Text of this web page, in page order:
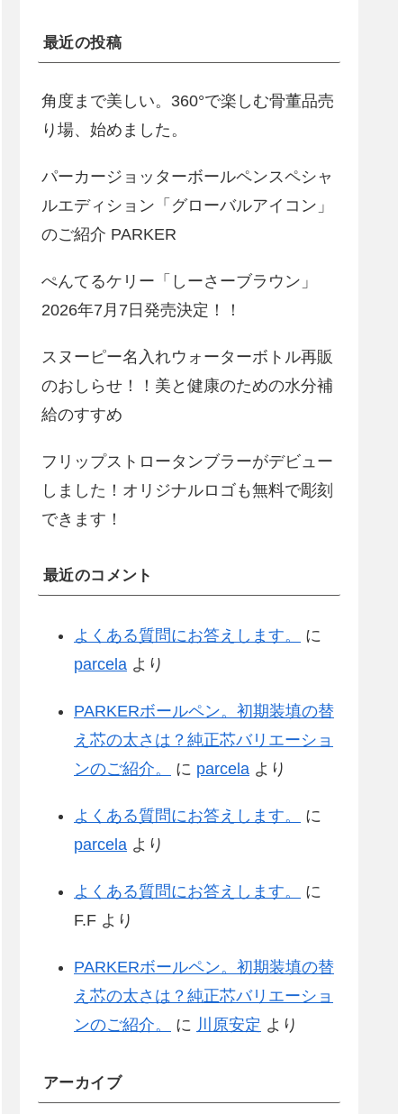
最近の投稿
角度まで美しい。360°で楽しむ骨董品売
り場、始めました。
パーカージョッターボールペンスペシャ
ルエディション「グローバルアイコン」
のご紹介 PARKER
ぺんてるケリー「しーさーブラウン」
2026年7月7日発売決定！！
スヌーピー名入れウォーターボトル再販
のおしらせ！！美と健康のための水分補
給のすすめ
フリップストロータンブラーがデビュー
しました！オリジナルロゴも無料で彫刻
できます！
最近のコメント
よくある質問にお答えします。
に
parcela より
PARKERボールペン。初期装填の替
え芯の太さは？純正芯バリエーショ
ンのご紹介。
に parcela より
よくある質問にお答えします。
に
parcela より
よくある質問にお答えします。
に
F.F より
PARKERボールペン。初期装填の替
え芯の太さは？純正芯バリエーショ
ンのご紹介。
に 川原安定 より
アーカイブ